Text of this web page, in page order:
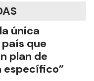
única
que
plan de